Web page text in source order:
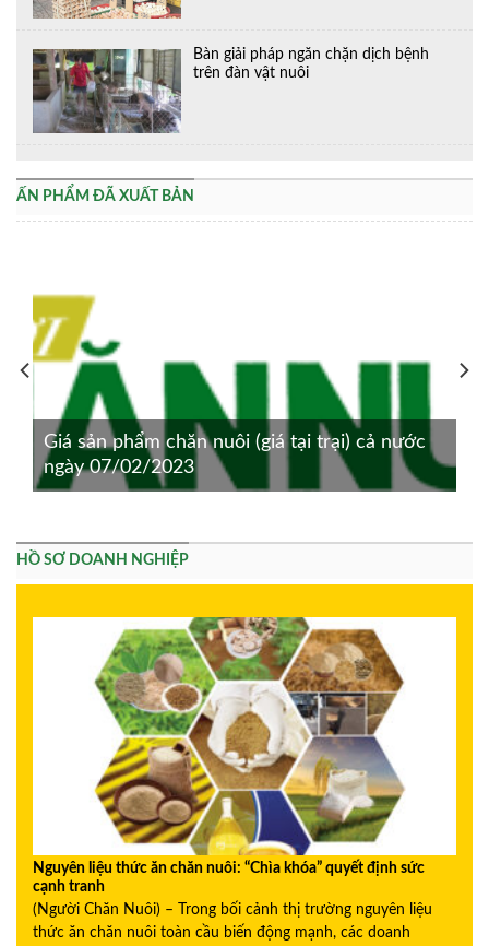
Bàn giải pháp ngăn chặn dịch bệnh
trên đàn vật nuôi
ẤN PHẨM ĐÃ XUẤT BẢN
Giá sản phẩm chăn nuôi (giá tại trại) cả nước
ngày 07/02/2023
HỒ SƠ DOANH NGHIỆP
Nguyên liệu thức ăn chăn nuôi: “Chìa khóa” quyết định sức
cạnh tranh
(Người Chăn Nuôi) – Trong bối cảnh thị trường nguyên liệu
thức ăn chăn nuôi toàn cầu biến động mạnh, các doanh